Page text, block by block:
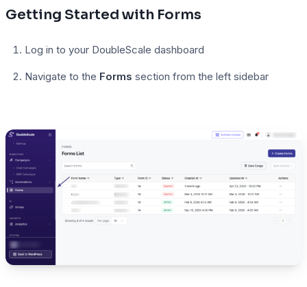
Presto Player
Getting Started with Forms
Log in to your DoubleScale dashboard
Navigate to the Forms section from the left sidebar